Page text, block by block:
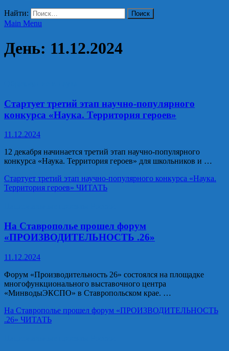
Найти:
Main Menu
День: 11.12.2024
Стартует третий этап научно-популярного
конкурса «Наука. Территория героев»
11.12.2024
12 декабря начинается третий этап научно-популярного
конкурса «Наука. Территория героев» для школьников и …
Стартует третий этап научно-популярного конкурса «Наука.
Территория героев» ЧИТАТЬ
На Ставрополье прошел форум
«ПРОИЗВОДИТЕЛЬНОСТЬ .26»
11.12.2024
Форум «Производительность 26» состоялся на площадке
многофункционального выставочного центра
«МинводыЭКСПО» в Ставропольском крае. …
На Ставрополье прошел форум «ПРОИЗВОДИТЕЛЬНОСТЬ
.26» ЧИТАТЬ